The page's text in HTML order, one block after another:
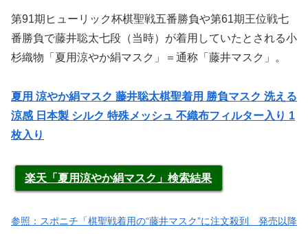
第91期ヒューリック杯棋聖戦五番勝負や第61期王位戦七
番勝負で藤井聡太七段（当時）が着用していたとされる小
杉織物「夏用涼やか絹マスク」＝通称「藤井マスク」。
夏用 涼やか絹マスク 藤井聡太棋聖着用 勝負マスク 洗える
涼感 日本製 シルク 特殊メッシュ 不織布フィルター入り 1
枚入り
楽天「夏用涼やか絹マスク」検索結果
参照：スポニチ「棋聖戦着用の“藤井マスク”に注文殺到 発売以降